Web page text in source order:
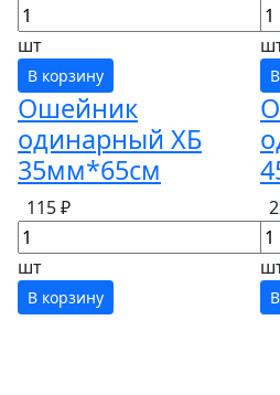
шт
В корзину
Ошейник
одинарный ХБ
35мм*65см
115 ₽
шт
В корзину